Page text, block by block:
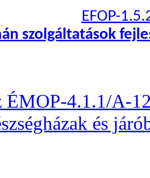
EFOP-
szolgáltatások
ÉMOP-4.1.1/A-
és